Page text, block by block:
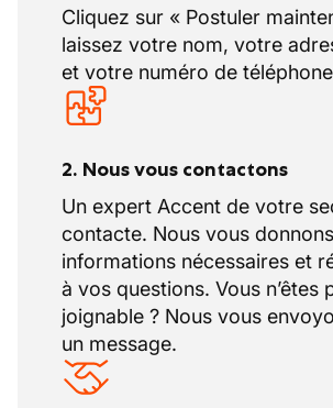
Cliquez sur « Postuler
laissez votre nom, votre
et votre numéro de
2. Nous vous contactons
Un expert Accent de votre
contacte. Nous vous
informations nécessaires et
à vos questions. Vous n’êtes
joignable ? Nous vous
un message.